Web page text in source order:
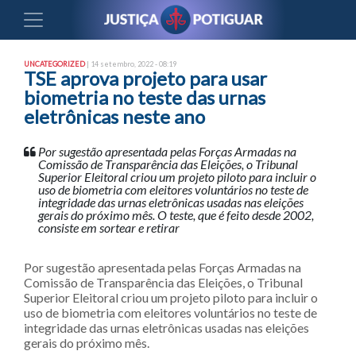
UNCATEGORIZED| 14 setembro, 2022 - 08:19
TSE aprova projeto para usar
biometria no teste das urnas
eletrônicas neste ano
Por sugestão apresentada pelas Forças Armadas na
Comissão de Transparência das Eleições, o Tribunal
Superior Eleitoral criou um projeto piloto para incluir o
uso de biometria com eleitores voluntários no teste de
integridade das urnas eletrônicas usadas nas eleições
gerais do próximo mês. O teste, que é feito desde 2002,
consiste em sortear e retirar
Por sugestão apresentada pelas Forças Armadas na
Comissão de Transparência das Eleições, o Tribunal
Superior Eleitoral criou um projeto piloto para incluir o
uso de biometria com eleitores voluntários no teste de
integridade das urnas eletrônicas usadas nas eleições
gerais do próximo mês.